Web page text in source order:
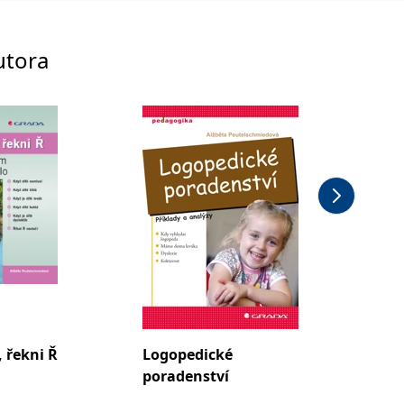
řekni Ř
Logopedické
poradenství